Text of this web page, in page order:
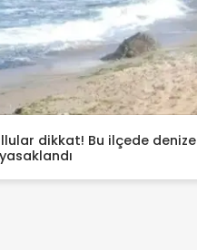
dikkat! Bu ilçede denize